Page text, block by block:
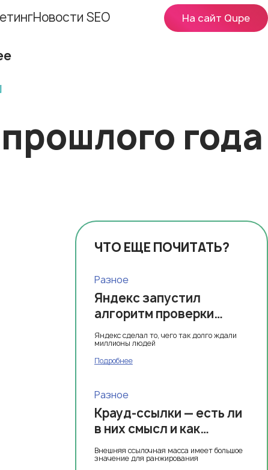
Новости SEO На сайт Qupe
года
ЧТО ЕЩЕ ПОЧИТАТЬ?
Разное
Яндекс запустил
алгоритм проверки
скидок
Яндекс сделал то, чего так долго ждали
миллионы людей
Подробнее
Разное
Крауд-ссылки — есть ли
в них смысл и как
правильно размещать
Внешняя ссылочная масса имеет большое
значение для ранжирования